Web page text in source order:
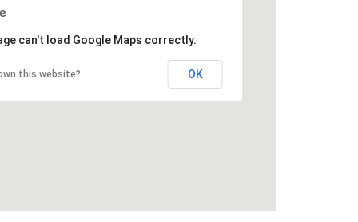
can't load Google Maps correctly.
this website? OK